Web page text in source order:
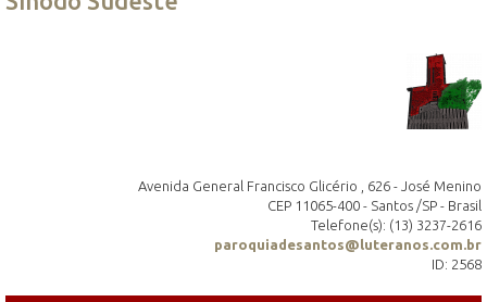
Avenida General Francisco Glicério , 626 - José Menino
CEP 11065-400 - Santos /SP - Brasil
Telefone(s): (13) 3237-2616
paroquiadesantos@luteranos.com.br
ID: 2568